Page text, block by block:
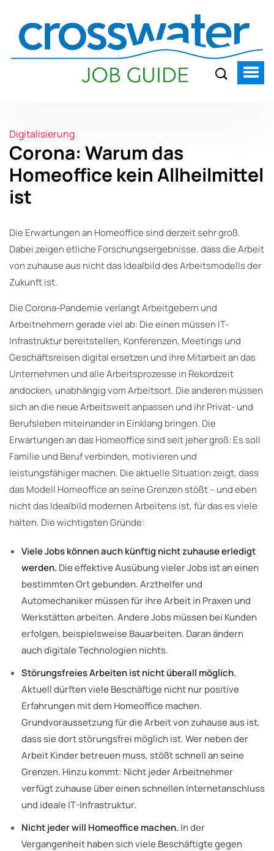
Digitalisierung
Corona: Warum das
Homeoffice kein Allheilmittel
ist
Die Erwartungen an Homeoffice sind derzeit sehr groß.
Dabei zeigen etliche Forschungsergebnisse, dass die Arbeit
von zuhause aus nicht das Idealbild des Arbeitsmodells der
Zukunft ist.
Die Corona-Pandemie verlangt Arbeitgebern und
Arbeitnehmern gerade viel ab: Die einen müssen IT-
Infrastruktur bereitstellen, Konferenzen, Meetings und
Geschäftsreisen digital ersetzen und ihre Mitarbeit an das
Unternehmen und alle Arbeitsprozesse in Rekordzeit
andocken, unabhängig vom Arbeitsort. Die anderen müssen
sich an die neue Arbeitswelt anpassen und ihr Privat- und
Berufsleben miteinander in Einklang bringen. Die
Erwartungen an das Homeoffice sind seit jeher groß: Es soll
Familie und Beruf verbinden, motivieren und
leistungsfähiger machen. Die aktuelle Situation zeigt, dass
das Modell Homeoffice an seine Grenzen stößt – und eben
nicht das Idealbild modernen Arbeitens ist, für das es viele
halten. Die wichtigsten Gründe:
Viele Jobs können auch künftig nicht zuhause erledigt
werden. Die effektive Ausübung vieler Jobs ist an einen
bestimmten Ort gebunden. Arzthelfer und
Automechaniker müssen für ihre Arbeit in Praxen und
Werkstätten arbeiten. Andere Jobs müssen bei Kunden
erfolgen, beispielsweise Bauarbeiten. Daran ändern
auch digitale Technologien nichts.
Störungsfreies Arbeiten ist nicht überall möglich.
Aktuell dürften viele Beschäftige nicht nur positive
Erfahrungen mit dem Homeoffice machen.
Grundvoraussetzung für die Arbeit von zuhause aus ist,
dass sie dort störungsfrei möglich ist. Wer neben der
Arbeit Kinder betreuen muss, stößt schnell an seine
Grenzen. Hinzu kommt: Nicht jeder Arbeitnehmer
verfügt zuhause über einen schnellen Internetanschluss
und ideale IT-Infrastruktur.
Nicht jeder will Homeoffice machen. In der
Vergangenheit haben sich viele Beschäftigte gegen